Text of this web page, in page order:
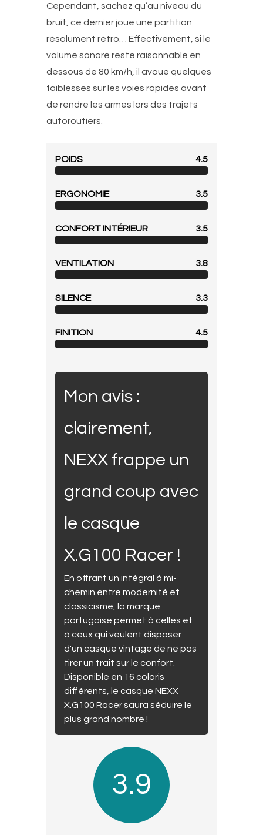
Cependant, sachez qu’au niveau du
bruit, ce dernier joue une partition
résolument rétro… Effectivement, si le
volume sonore reste raisonnable en
dessous de 80 km/h, il avoue quelques
faiblesses sur les voies rapides avant
de rendre les armes lors des trajets
autoroutiers.
POIDS 4.5
ERGONOMIE 3.5
CONFORT INTÉRIEUR 3.5
VENTILATION 3.8
SILENCE 3.3
FINITION 4.5
Mon avis :
clairement,
NEXX frappe un
grand coup avec
le casque
X.G100 Racer !
En offrant un intégral à mi-
chemin entre modernité et
classicisme, la marque
portugaise permet à celles et
à ceux qui veulent disposer
d'un casque vintage de ne pas
tirer un trait sur le confort.
Disponible en 16 coloris
différents, le casque NEXX
X.G100 Racer saura séduire le
plus grand nombre !
3.9